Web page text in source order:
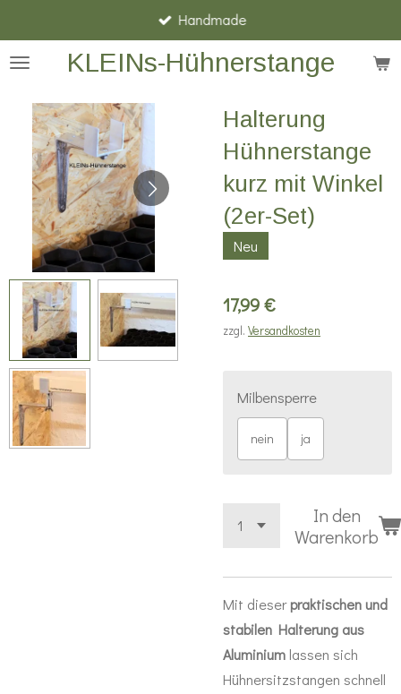
Hauptinhalt
springen KLEINs-Hühnerstange
Handmade
Halterung
Hühnerstange
kurz mit Winkel
(2er-Set)
Neu
17,99 €
zzgl. Versandkosten
Milbensperre
nein ja
In den
Warenkorb
Mit dieser praktischen und
stabilen Halterung aus
Aluminium lassen sich
Hühnersitzstangen schnell